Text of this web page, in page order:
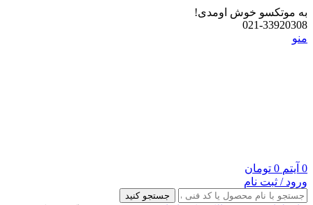
به موتکسو خوش اومدی!
021-33920308
منو
0 آیتم 0 تومان
ورود / ثبت نام
جستجو کنید